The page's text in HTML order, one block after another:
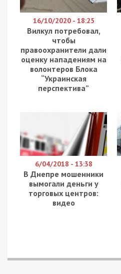
Детективи
економічної безпеки (БЕБ)
повідомили про підозру
сільськогосподарської
звинувачують у
зловживання службовим
державі збитків на
Про це повідомляє49000.
За даними слідства, у
Щоб приховати